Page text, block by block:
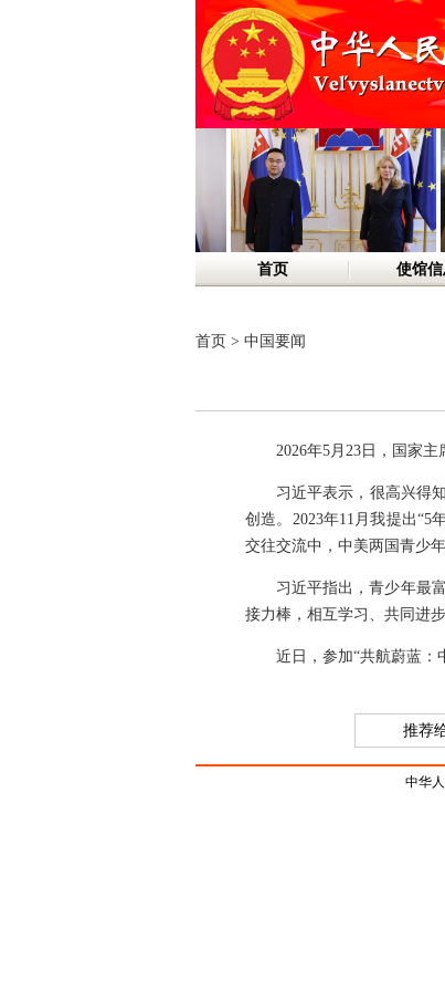
首页 使馆信
首页 > 中国要闻
2026年5月23日，国家
习近平表示，很高兴得
创造。2023年11月我提出
交往交流中，中美两国青少
习近平指出，青少年最
接力棒，相互学习、共同进
近日，参加“共航蔚蓝：
推荐
中华